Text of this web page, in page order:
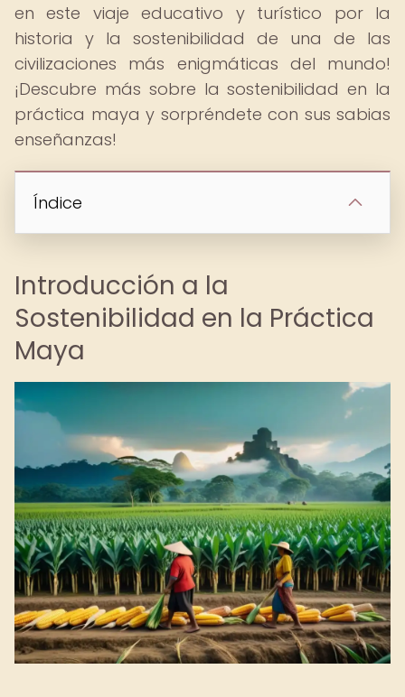
en este viaje educativo y turístico por la
historia y la sostenibilidad de una de las
civilizaciones más enigmáticas del mundo!
¡Descubre más sobre la sostenibilidad en la
práctica maya y sorpréndete con sus sabias
enseñanzas!
Índice
Introducción a la
Sostenibilidad en la Práctica
Maya